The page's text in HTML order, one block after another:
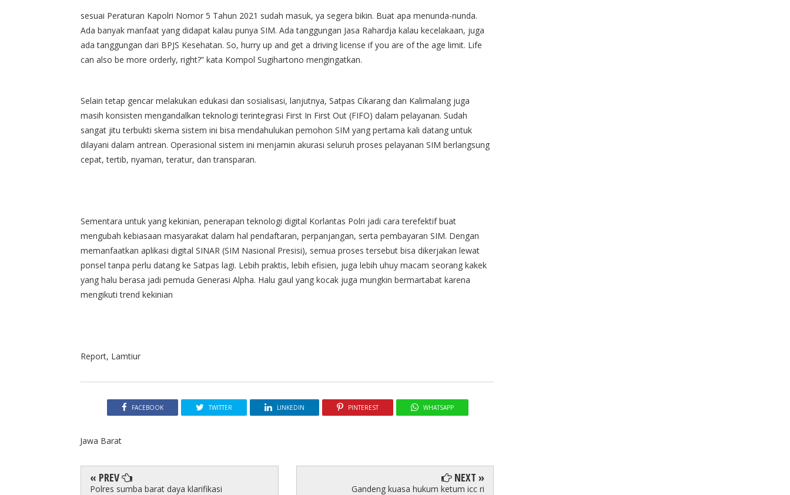
sesuai Peraturan Kapolri Nomor 5 Tahun 2021 sudah masuk, ya segera bikin. Buat apa menunda-nunda.
Ada banyak manfaat yang didapat kalau punya SIM. Ada tanggungan Jasa Rahardja kalau kecelakaan, juga
ada tanggungan dari BPJS Kesehatan. So, hurry up and get a driving license if you are of the age limit. Life
can also be more orderly, right?” kata Kompol Sugihartono mengingatkan.
Selain tetap gencar melakukan edukasi dan sosialisasi, lanjutnya, Satpas Cikarang dan Kalimalang juga
masih konsisten mengandalkan teknologi terintegrasi First In First Out (FIFO) dalam pelayanan. Sudah
sangat jitu terbukti skema sistem ini bisa mendahulukan pemohon SIM yang pertama kali datang untuk
dilayani dalam antrean. Operasional sistem ini menjamin akurasi seluruh proses pelayanan SIM berlangsung
cepat, tertib, nyaman, teratur, dan transparan.
Sementara untuk yang kekinian, penerapan teknologi digital Korlantas Polri jadi cara terefektif buat
mengubah kebiasaan masyarakat dalam hal pendaftaran, perpanjangan, serta pembayaran SIM. Dengan
memanfaatkan aplikasi digital SINAR (SIM Nasional Presisi), semua proses tersebut bisa dikerjakan lewat
ponsel tanpa perlu datang ke Satpas lagi. Lebih praktis, lebih efisien, juga lebih uhuy macam seorang kakek
yang halu berasa jadi pemuda Generasi Alpha. Halu gaul yang kocak juga mungkin bermartabat karena
mengikuti trend kekinian
Report, Lamtiur
FACEBOOK TWITTER LINKEDIN PINTEREST WHATSAPP
Jawa Barat
« PREV
Polres sumba barat daya klarifikasi
NEXT »
Gandeng kuasa hukum ketum icc ri